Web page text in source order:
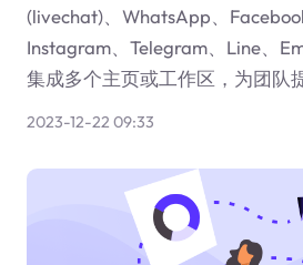
(livechat)、WhatsApp、
Instagram、Telegram、Line、
集成多个主页或工作区，为团队
2023-12-22 09:33